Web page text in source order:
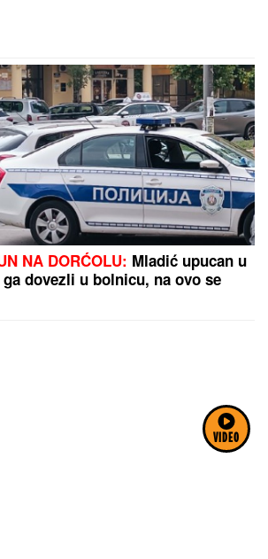
VIDEO
NA DORĆOLU: Mladić upucan u
dovezli u bolnicu, na ovo se